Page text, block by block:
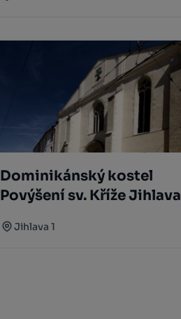
Dominikánský kostel
Povýšení sv. Kříže Jihlava
Jihlava 1